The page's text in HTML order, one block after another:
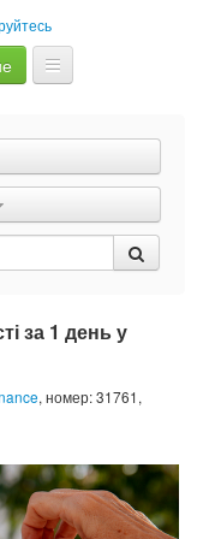
за 1 день у
, номер: 31761,